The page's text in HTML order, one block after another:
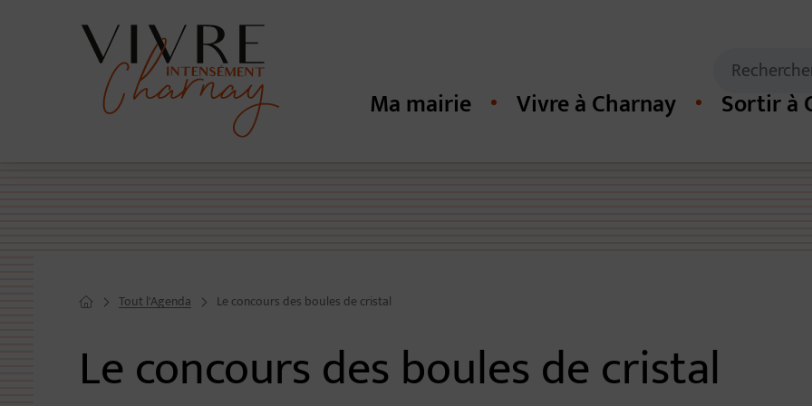
Retour à l'accueil Recherche
Mots clés de
Ma mairie Vivre à Charnay Sortir à
Page d'accueil du site
Tout l'Agenda Le concours des boules de cristal
Le concours des boules de cristal